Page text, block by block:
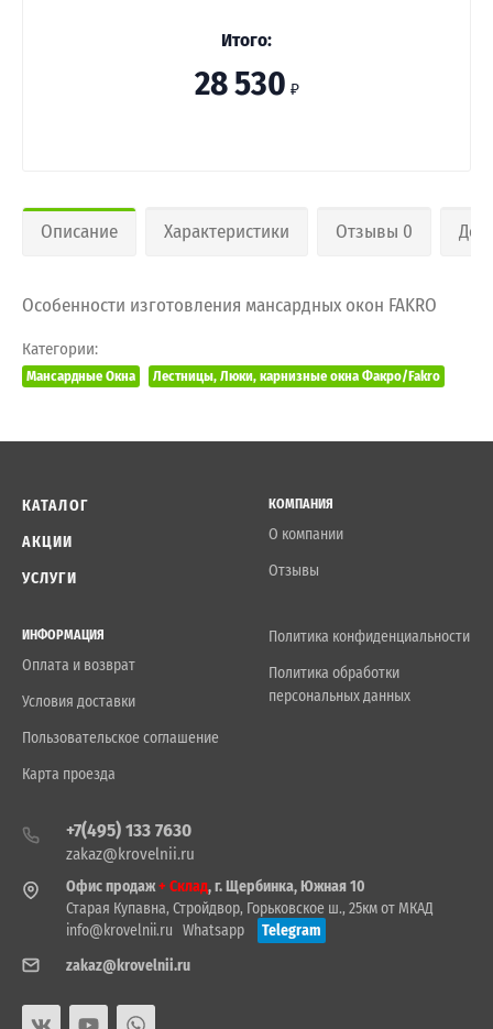
Итого:
28 530 ₽
Описание Характеристики Отзывы 0
Особенности изготовления мансардных окон FAKRO
Категории:
Мансардные Окна Лестницы, Люки, карнизные окна Факро/Fakro
КАТАЛОГ
АКЦИИ
УСЛУГИ
КОМПАНИЯ
О компании
Отзывы
ИНФОРМАЦИЯ
Оплата и возврат
Условия доставки
Пользовательское соглашение
Карта проезда
Политика конфиденциальности
Политика обработки
персональных данных
+7(495) 133 7630
zakaz@krovelnii.ru
Офис продаж+ Склад, г. Щербинка, Южная 10
Старая Купавна, Стройдвор, Горьковское ш., 25км от МКАД
info@krovelnii.ru Whatsapp
Telegram
zakaz@krovelnii.ru